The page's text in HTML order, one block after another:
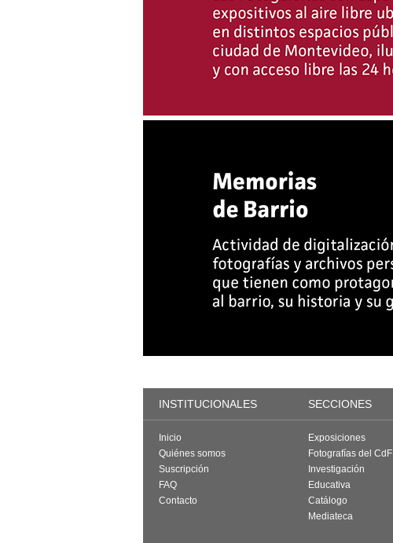
INSTITUCIONALES SECCIONES
Inicio
Quiénes somos
Suscripción
FAQ
Contacto
Exposiciones
Fotografías del CdF
Investigación
Educativa
Catálogo
Mediateca